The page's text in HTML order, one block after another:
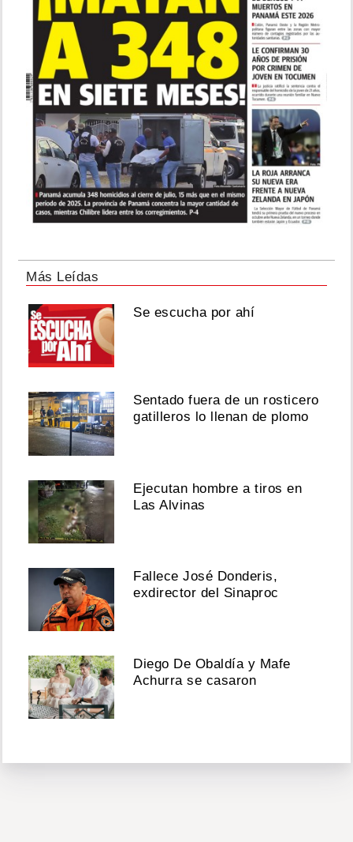
Más Leídas
Se escucha por ahí
Sentado fuera de un rosticero
gatilleros lo llenan de plomo
Ejecutan hombre a tiros en
Las Alvinas
Fallece José Donderis,
exdirector del Sinaproc
Diego De Obaldía y Mafe
Achurra se casaron